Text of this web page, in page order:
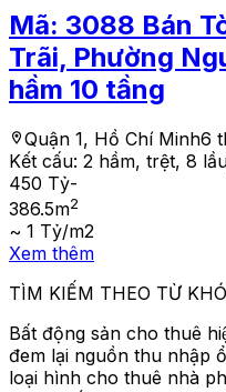
Mã: 3088 Bán
Trãi, Phường
hầm 10 tầng
Quận 1, Hồ Chí Minh6
Kết cấu: 2 hầm, trệt, 8
450 Tỷ-
386.5m2
~ 1 Tỷ/m2
Xem thêm
TÌM KIẾM THEO TỪ
Bất động sản cho thuê
đem lại nguồn thu nhập
loại hình cho thuê nhà